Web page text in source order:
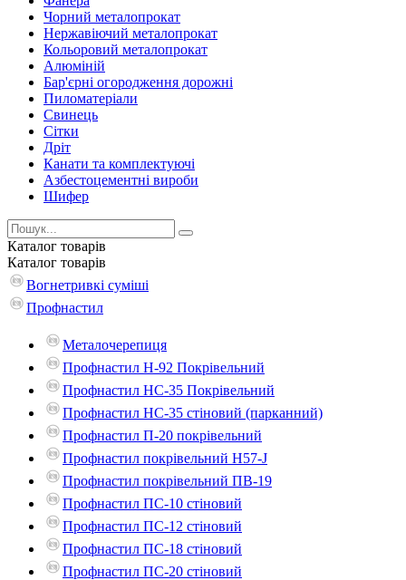
Чорний металопрокат
Нержавіючий металопрокат
Кольоровий металопрокат
Алюміній
Бар'єрні огородження дорожні
Пиломатеріали
Cвинець
Сітки
Дріт
Канати та комплектуючі
Азбестоцементні вироби
Шифер
Каталог товарів
Каталог товарів
Вогнетривкі суміші
Профнастил
Металочерепиця
Профнастил Н-92 Покрівельний
Профнастил НС-35 Покрівельний
Профнастил НС-35 стіновий (парканний)
Профнастил П-20 покрівельний
Профнастил покрівельний H57-J
Профнастил покрівельний ПВ-19
Профнастил ПС-10 стіновий
Профнастил ПС-12 стіновий
Профнастил ПС-18 стіновий
Профнастил ПС-20 стіновий